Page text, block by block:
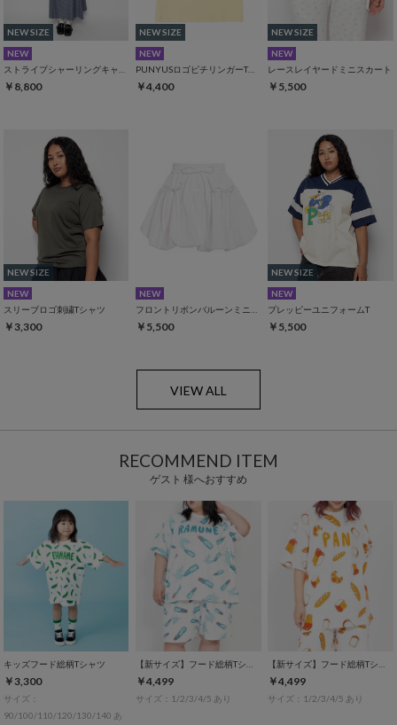
NEW SIZE
NEW
￥8,800
NEW SIZE
NEW
PUNYUSロゴピチリンガーTシャツ
￥4,400
NEW SIZE
NEW
レースレイヤードミニスカート
￥5,500
NEW SIZE
NEW
スリーブロゴ刺繍Tシャツ
￥3,300
NEW
￥5,500
NEW SIZE
NEW
プレッピーユニフォームT
￥5,500
VIEW ALL
RECOMMEND ITEM
ゲスト 様へおすすめ
キッズフード総柄Tシャツ
￥3,300
サイズ：
90/100/110/120/130/140 あ
￥4,499
サイズ：1/2/3/4/5 あり
￥4,499
サイズ：1/2/3/4/5 あり